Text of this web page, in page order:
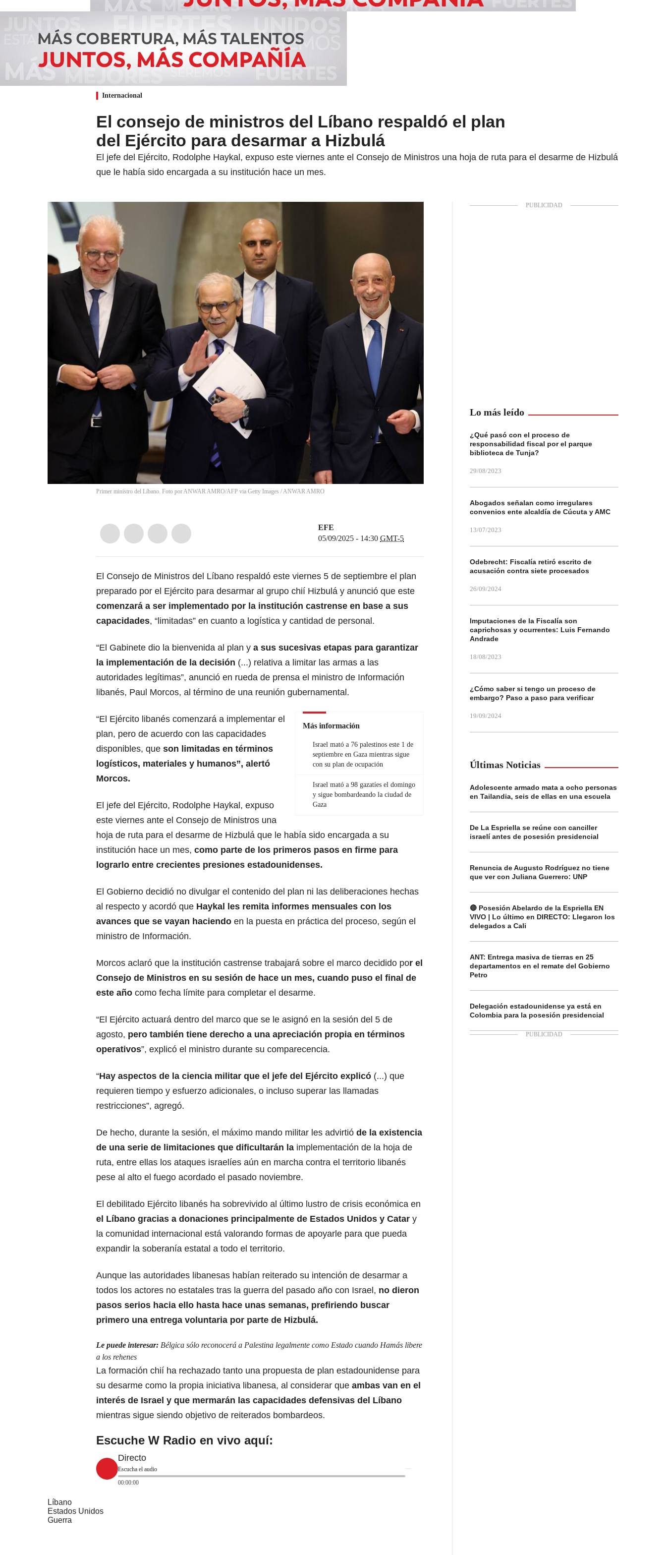
Internacional
El consejo de ministros del Líbano respaldó el plan
del Ejército para desarmar a Hizbulá
El jefe del Ejército, Rodolphe Haykal, expuso este viernes ante el Consejo de Ministros una hoja de ruta para el desarme de Hizbulá
que le había sido encargada a su institución hace un mes.
Primer ministro del Líbano. Foto por ANWAR AMRO/AFP via Getty Images /ANWAR AMRO
EFE
05/09/2025 - 14:30 GMT-5
El Consejo de Ministros del Líbano respaldó este viernes 5 de septiembre el plan
preparado por el Ejército para desarmar al grupo chií Hizbulá y anunció que este
comenzará a ser implementado por la institución castrense en base a sus
capacidades, “limitadas” en cuanto a logística y cantidad de personal.
“El Gabinete dio la bienvenida al plan y a sus sucesivas etapas para garantizar
la implementación de la decisión (...) relativa a limitar las armas a las
autoridades legítimas”, anunció en rueda de prensa el ministro de Información
libanés, Paul Morcos, al término de una reunión gubernamental.
Más información
Israel mató a 76 palestinos este 1 de
septiembre en Gaza mientras sigue
con su plan de ocupación
Israel mató a 98 gazatíes el domingo
y sigue bombardeando la ciudad de
Gaza
“El Ejército libanés comenzará a implementar el
plan, pero de acuerdo con las capacidades
disponibles, que son limitadas en términos
logísticos, materiales y humanos”, alertó
Morcos.
El jefe del Ejército, Rodolphe Haykal, expuso
este viernes ante el Consejo de Ministros una
hoja de ruta para el desarme de Hizbulá que le había sido encargada a su
institución hace un mes, como parte de los primeros pasos en firme para
lograrlo entre crecientes presiones estadounidenses.
El Gobierno decidió no divulgar el contenido del plan ni las deliberaciones hechas
al respecto y acordó que Haykal les remita informes mensuales con los
avances que se vayan haciendo en la puesta en práctica del proceso, según el
ministro de Información.
Morcos aclaró que la institución castrense trabajará sobre el marco decidido por el
Consejo de Ministros en su sesión de hace un mes, cuando puso el final de
este año como fecha límite para completar el desarme.
“El Ejército actuará dentro del marco que se le asignó en la sesión del 5 de
agosto, pero también tiene derecho a una apreciación propia en términos
operativos”, explicó el ministro durante su comparecencia.
“Hay aspectos de la ciencia militar que el jefe del Ejército explicó (...) que
requieren tiempo y esfuerzo adicionales, o incluso superar las llamadas
restricciones”, agregó.
De hecho, durante la sesión, el máximo mando militar les advirtió de la existencia
de una serie de limitaciones que dificultarán la implementación de la hoja de
ruta, entre ellas los ataques israelíes aún en marcha contra el territorio libanés
pese al alto el fuego acordado el pasado noviembre.
El debilitado Ejército libanés ha sobrevivido al último lustro de crisis económica en
el Líbano gracias a donaciones principalmente de Estados Unidos y Catar y
la comunidad internacional está valorando formas de apoyarle para que pueda
expandir la soberanía estatal a todo el territorio.
Aunque las autoridades libanesas habían reiterado su intención de desarmar a
todos los actores no estatales tras la guerra del pasado año con Israel, no dieron
pasos serios hacia ello hasta hace unas semanas, prefiriendo buscar
primero una entrega voluntaria por parte de Hizbulá.
Le puede interesar: Bélgica sólo reconocerá a Palestina legalmente como Estado cuando Hamás libere
a los rehenes
La formación chií ha rechazado tanto una propuesta de plan estadounidense para
su desarme como la propia iniciativa libanesa, al considerar que ambas van en el
interés de Israel y que mermarán las capacidades defensivas del Líbano
mientras sigue siendo objetivo de reiterados bombardeos.
Escuche W Radio en vivo aquí:
Directo
Escucha el audio
00:00:00
Líbano
Estados Unidos
Guerra
Lo más leído
¿Qué pasó con el proceso de
responsabilidad fiscal por el parque
biblioteca de Tunja?
29/08/2023
Abogados señalan como irregulares
convenios ente alcaldía de Cúcuta y AMC
13/07/2023
Odebrecht: Fiscalía retiró escrito de
acusación contra siete procesados
26/09/2024
Imputaciones de la Fiscalía son
caprichosas y ocurrentes: Luis Fernando
Andrade
18/08/2023
¿Cómo saber si tengo un proceso de
embargo? Paso a paso para verificar
19/09/2024
Últimas Noticias
Adolescente armado mata a ocho personas
en Tailandia, seis de ellas en una escuela
De La Espriella se reúne con canciller
israelí antes de posesión presidencial
Renuncia de Augusto Rodríguez no tiene
que ver con Juliana Guerrero: UNP
🔴 Posesión Abelardo de la Espriella EN
VIVO | Lo último en DIRECTO: Llegaron los
delegados a Cali
ANT: Entrega masiva de tierras en 25
departamentos en el remate del Gobierno
Petro
Delegación estadounidense ya está en
Colombia para la posesión presidencial